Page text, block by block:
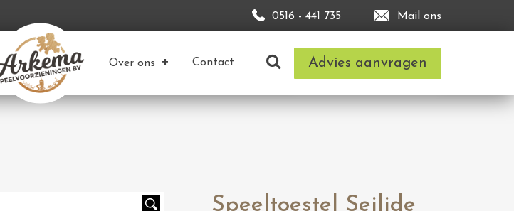
0516 - 441 735 Mail ons
Over ons Contact Advies aanvragen
Speeltoestel Seilide